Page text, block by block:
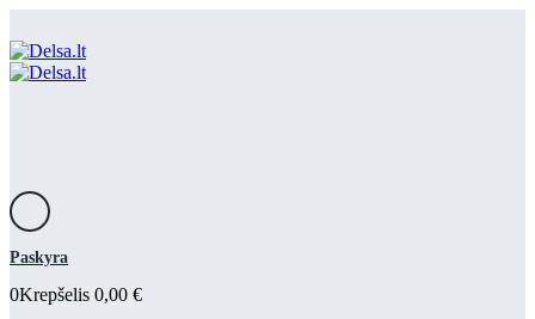
Paskyra
0Krepšelis 0,00 €